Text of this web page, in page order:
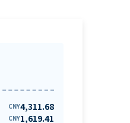
CNY4,311.68
CNY1,619.41